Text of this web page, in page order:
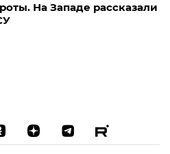
На Западе рассказали